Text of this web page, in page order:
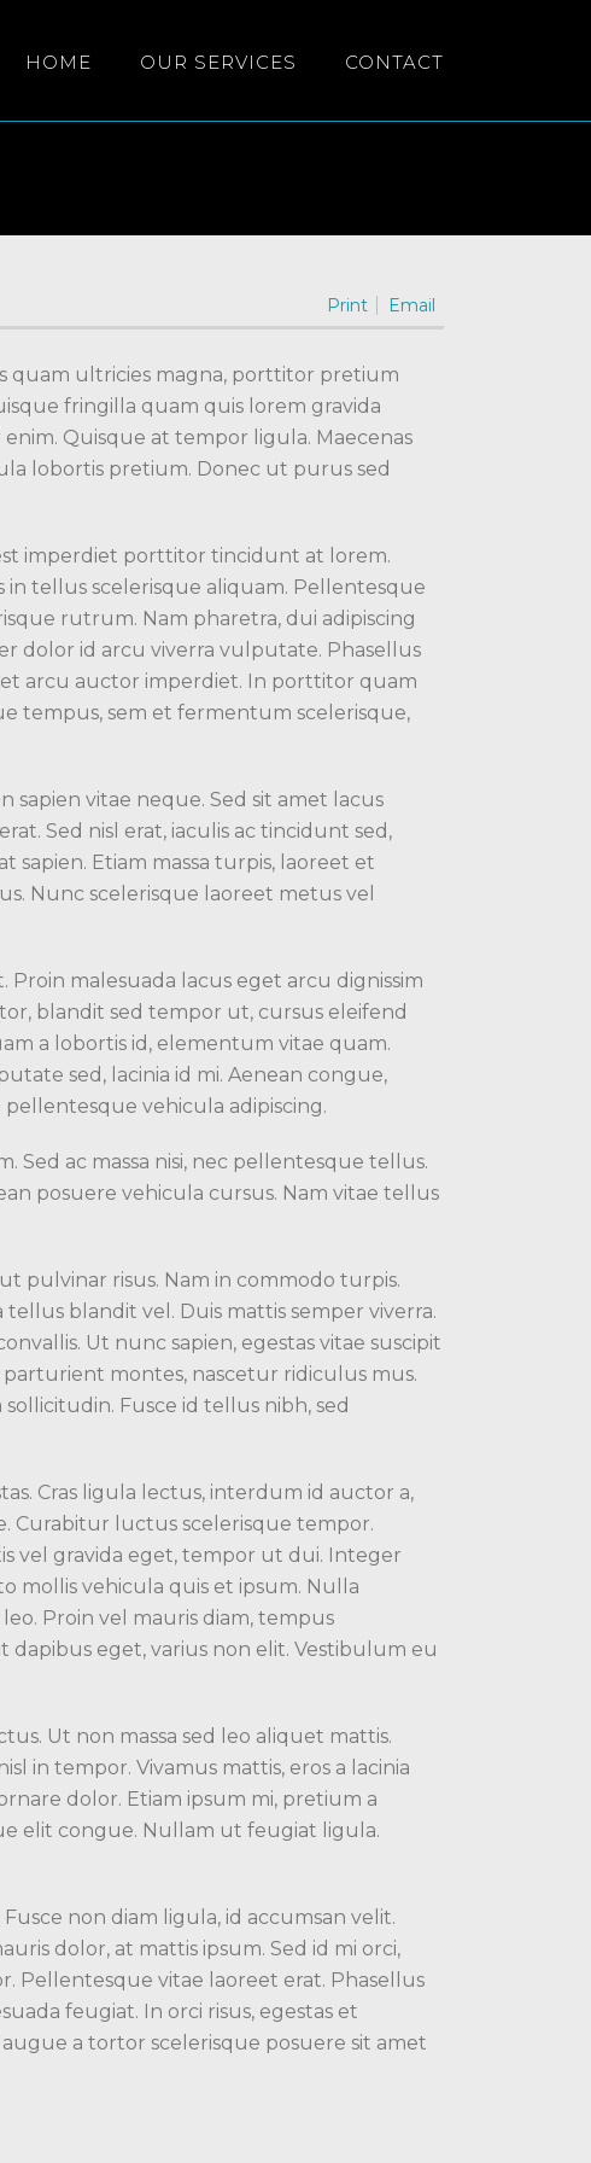
HOME OUR SERVICES CONTACT
Print Email
quam ultricies magna, porttitor pretium
fringilla quam quis lorem gravida
Quisque at tempor ligula. Maecenas
lobortis pretium. Donec ut purus sed
imperdiet porttitor tincidunt at lorem.
in tellus scelerisque aliquam. Pellentesque
rutrum. Nam pharetra, dui adipiscing
dolor id arcu viverra vulputate. Phasellus
arcu auctor imperdiet. In porttitor quam
tempus, sem et fermentum scelerisque,
sapien vitae neque. Sed sit amet lacus
Sed nisl erat, iaculis ac tincidunt sed,
Etiam massa turpis, laoreet et
Nunc scelerisque laoreet metus vel
malesuada lacus eget arcu dignissim
blandit sed tempor ut, cursus eleifend
a lobortis id, elementum vitae quam.
sed, lacinia id mi. Aenean congue,
vehicula adipiscing.
ac massa nisi, nec pellentesque tellus.
posuere vehicula cursus. Nam vitae tellus
pulvinar risus. Nam in commodo turpis.
blandit vel. Duis mattis semper viverra.
Ut nunc sapien, egestas vitae suscipit
montes, nascetur ridiculus mus.
Fusce id tellus nibh, sed
Cras ligula lectus, interdum id auctor a,
Curabitur luctus scelerisque tempor.
vel gravida eget, tempor ut dui. Integer
mollis vehicula quis et ipsum. Nulla
Proin vel mauris diam, tempus
eget, varius non elit. Vestibulum eu
Ut non massa sed leo aliquet mattis.
in tempor. Vivamus mattis, eros a lacinia
dolor. Etiam ipsum mi, pretium a
elit congue. Nullam ut feugiat ligula.
non diam ligula, id accumsan velit.
dolor, at mattis ipsum. Sed id mi orci,
Pellentesque vitae laoreet erat. Phasellus
feugiat. In orci risus, egestas et
a tortor scelerisque posuere sit amet